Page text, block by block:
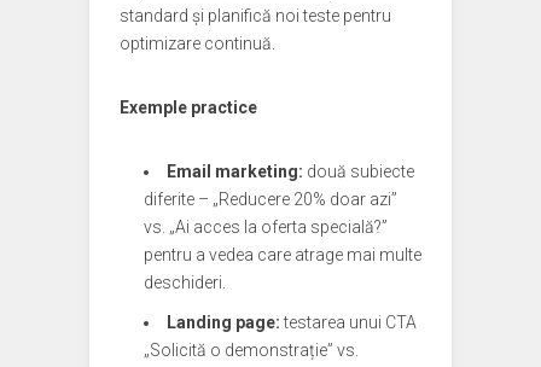
standard și planifică noi teste pentru
optimizare continuă.
Exemple practice
Email marketing: două subiecte
diferite – „Reducere 20% doar azi”
vs. „Ai acces la oferta specială?”
pentru a vedea care atrage mai multe
deschideri.
Landing page:testarea unui CTA
„Solicită o demonstrație” vs.